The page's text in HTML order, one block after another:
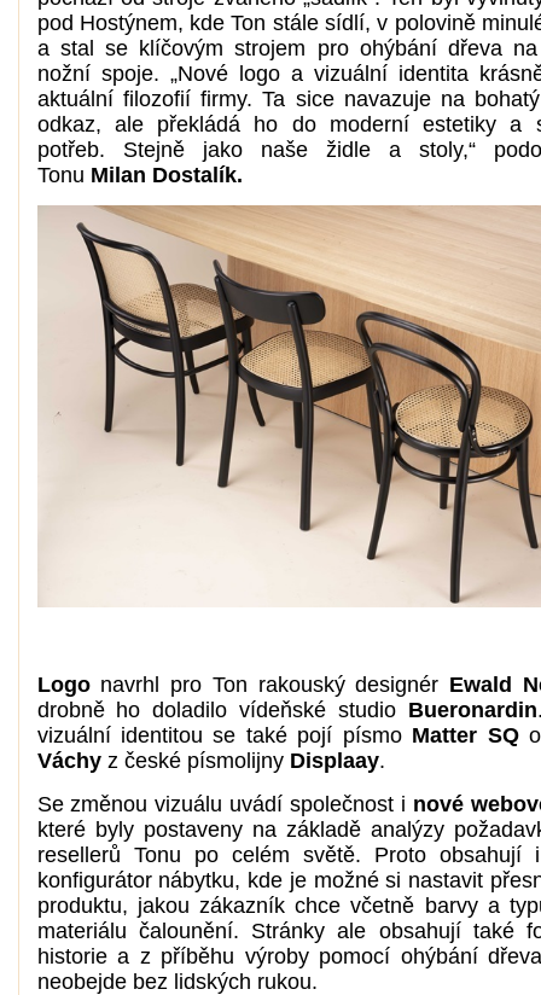
pod Hostýnem, kde Ton stále sídlí, v polovině
a stal se klíčovým strojem pro ohýbání dřeva
nožní spoje. „Nové logo a vizuální identita
aktuální filozofií firmy. Ta sice navazuje na
odkaz, ale překládá ho do moderní estetiky a
potřeb. Stejně jako naše židle a stoly,“
Tonu Milan Dostalík.
Logonavrhl pro Ton rakouský designér Ewald
drobně ho doladilo vídeňské studio Bueronardin
vizuální identitou se také pojí písmo Matter SQ
Váchyz české písmolijny Displaay.
Se změnou vizuálu uvádí společnost i nové
které byly postaveny na základě analýzy
resellerů Tonu po celém světě. Proto obsahují
konfigurátor nábytku, kde je možné si nastavit
produktu, jakou zákazník chce včetně barvy a
materiálu čalounění. Stránky ale obsahují také
historie a z příběhu výroby pomocí ohýbání
neobejde bez lidských rukou.